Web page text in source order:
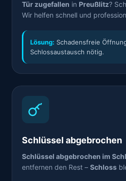
Tür zugefallen in Preußlitz?
Wir helfen schnell und
Lösung: Schadensfreie
Schlossaustausch nötig.
Schlüssel abgebrochen
Schlüssel abgebrochen im
entfernen den Rest – Schloss